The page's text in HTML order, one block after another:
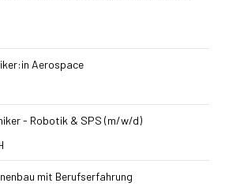
Aerospace
- Robotik & SPS (m/w/d)
mit Berufserfahrung